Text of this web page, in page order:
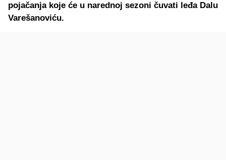
pojačanja koje će u narednoj sezoni čuvati leđa Dalu
Varešanoviću.